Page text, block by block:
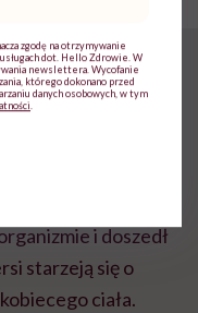
opalania topless.
i doszedł
starzeją się o
ciała.
zgodę na otrzymywanie
dot. Hello Zdrowie. W
newslettera. Wycofanie
którego dokonano przed
danych osobowych, w tym